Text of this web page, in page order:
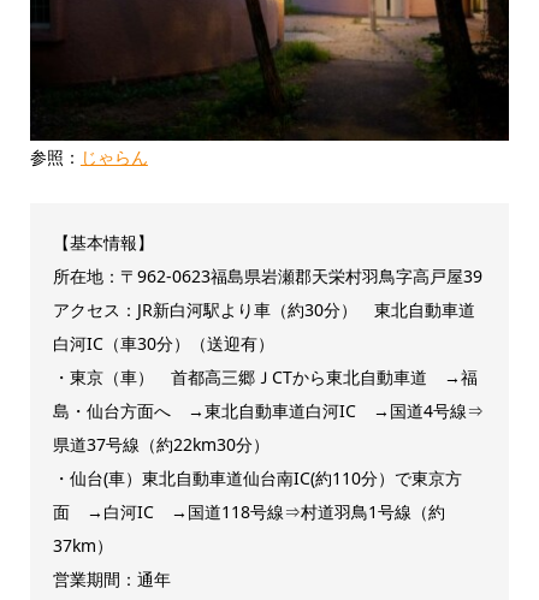
参照： じゃらん
【基本情報】
所在地：〒962-0623福島県岩瀬郡天栄村羽鳥字高戸屋39
アクセス：JR新白河駅より車（約30分） 東北自動車道
白河IC（車30分）（送迎有）
・東京（車） 首都高三郷ＪCTから東北自動車道 →福
島・仙台方面へ →東北自動車道白河IC →国道4号線⇒
県道37号線（約22km30分）
・仙台(車）東北自動車道仙台南IC(約110分）で東京方
面 →白河IC →国道118号線⇒村道羽鳥1号線（約
37km）
営業期間：通年